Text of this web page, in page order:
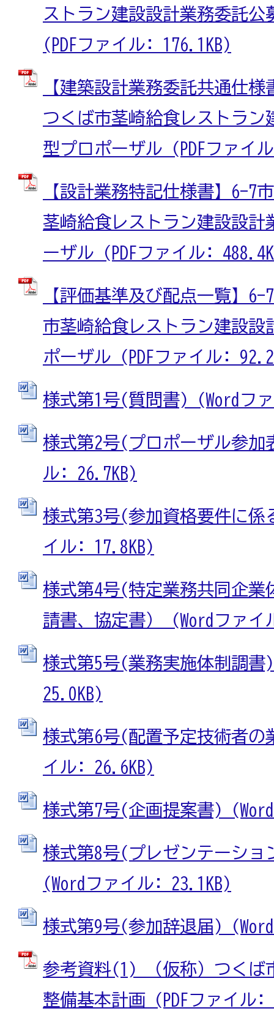
ストラン建設設計業務委託公
(PDFファイル: 176.1KB)
【建築設計業務委託共通仕
つくば市茎崎給食レストラン
型プロポーザル (PDFファイ
【設計業務特記仕様書】6-7
茎崎給食レストラン建設設計
ーザル (PDFファイル:
【評価基準及び配点一覧】
市茎崎給食レストラン建設設
ポーザル (PDFファイル:
様式第1号(質問書) (Wordフ
様式第2号(プロポーザル参加
ル: 26.7KB)
様式第3号(参加資格要件に係
イル: 17.8KB)
様式第4号(特定業務共同企業
請書、協定書） (Wordファ
様式第5号(業務実施体制調
25.0KB)
様式第6号(配置予定技術者の
イル: 26.6KB)
様式第7号(企画提案書)
様式第8号(プレゼンテーショ
(Wordファイル: 23.1KB)
様式第9号(参加辞退届)
参考資料(1)_（仮称）つくば
整備基本計画 (PDFファイル: